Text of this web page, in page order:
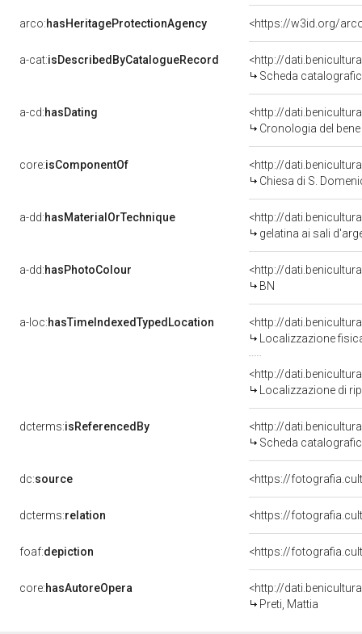
arco:hasHeritageProtectionAgency <https://w3id.org/
a-cat:isDescribedByCatalogueRecord
<http://
Scheda
a-cd:hasDating
<http://
Cronologia del
core:isComponentOf
<http://
Chiesa di S.
a-dd:hasMaterialOrTechnique
<http://
gelatina ai sali
a-dd:hasPhotoColour
<http://
BN
a-loc:hasTimeIndexedTypedLocation
Localizzazione
<http://
Localizzazione di
dcterms:isReferencedBy
<http://
Scheda
dc:source <https://
dcterms:relation <https://
foaf:depiction
core:hasAutoreOpera
<http://
Preti, Mattia